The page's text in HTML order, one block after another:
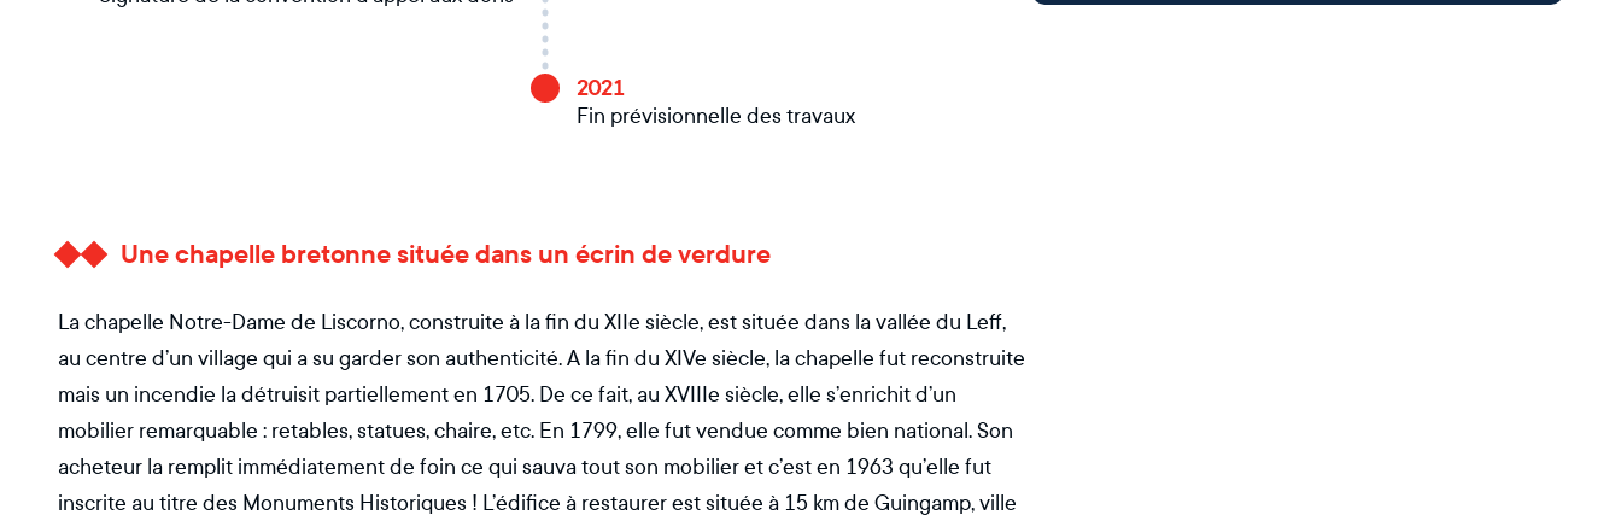
2021
Fin prévisionnelle des travaux
Une chapelle bretonne située dans un écrin de verdure
La chapelle Notre-Dame de Liscorno, construite à la fin du XIIe siècle, est située dans la vallée du Leff,
au centre d’un village qui a su garder son authenticité. A la fin du XIVe siècle, la chapelle fut reconstruite
mais un incendie la détruisit partiellement en 1705. De ce fait, au XVIIIe siècle, elle s’enrichit d’un
mobilier remarquable : retables, statues, chaire, etc. En 1799, elle fut vendue comme bien national. Son
acheteur la remplit immédiatement de foin ce qui sauva tout son mobilier et c’est en 1963 qu’elle fut
inscrite au titre des Monuments Historiques ! L’édifice à restaurer est située à 15 km de Guingamp, ville